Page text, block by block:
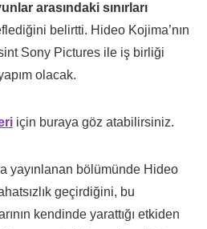
arasındaki sınırları
belirtti. Hideo Kojima’nın
Sony Pictures ile iş birliği
olacak.
için buraya göz atabilirsiniz.
yayınlanan bölümünde Hideo
geçirdiğini, bu
kendinde yarattığı etkiden